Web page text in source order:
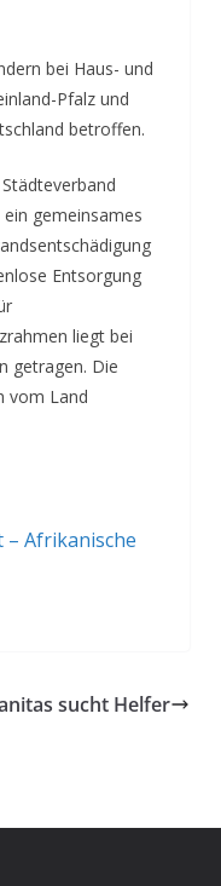
bei Haus- und
Pfalz und
betroffen.
gemeinsames
Entsorgung
liegt bei
getragen. Die
vom Land
Afrikanische
sucht Helfer